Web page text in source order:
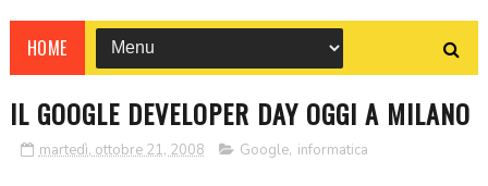
HOME
IL GOOGLE DEVELOPER DAY OGGI A MILANO
martedì, ottobre 21, 2008 Google, informatica